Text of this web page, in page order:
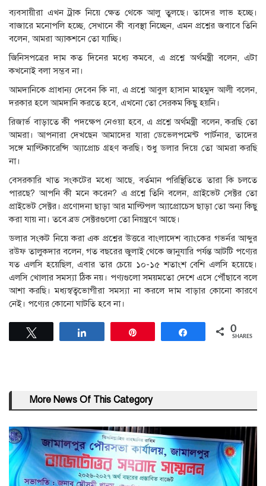
ব্যবসায়ীরা এখন ট্রাক নিয়ে ক্ষেত থেকে আলু তুলছে। তাদের লাভ হচ্ছে।
বাজারে মনোপলি হচ্ছে, সেখানে কী ব্যবস্থা নিচ্ছেন, এমন প্রশ্নের জবাবে তিনি
বলেন, আমরা অ্যাকশনে তো যাচ্ছি।
জিনিসপত্রের দাম কত দিনের মধ্যে কমবে, এ প্রশ্নে অর্থমন্ত্রী বলেন, এটা
কখনোই বলা সম্ভব না।
আমদানিকে প্রাধান্য দেবেন কি না, এ প্রশ্নে আবুল হাসান মাহমুদ আলী বলেন,
দরকার হলে আমদানি করতে হবে, এখনো তো সেরকম কিছু হয়নি।
রিজার্ভ বাড়াতে কী পদক্ষেপ নেওয়া হবে, এ প্রশ্নে অর্থমন্ত্রী বলেন, করছি তো
আমরা। আপনারা দেখছেন আমাদের যারা ডেভেলপমেন্ট পার্টনার, তাদের
সঙ্গে মাল্টিকারেন্সি অ্যাপ্রোচ গ্রহণ করছি। শুধু ডলার দিয়ে তো আমরা করছি
না।
বেসরকারি খাত সংকটের মধ্যে আছে, বর্তমান পরিস্থিতিতে তারা কি চলতে
পারছে? আপনি কী মনে করেন? এ প্রশ্নে তিনি বলেন, প্রাইভেট সেক্টর তো
প্রাইভেট সেক্টর। প্রণোদনা ছাড়া আর মাল্টিপল অ্যাপ্রোচেস ছাড়া তো অন্য কিছু
করা যায় না। তবে ব্রড সেক্টরগুলো তো নিয়ন্ত্রণে আছে।
ডলার সংকট নিয়ে করা এক প্রশ্নের উত্তরে বাংলাদেশ ব্যাংকের গভর্নর আব্দুর
রউফ তালুকদার বলেন, গত বছরের জুলাই থেকে জানুযারি পর্যন্ত আটটি পণ্যের
যত এলসি হয়েছিল, এবার তার চেয়ে ১০-১৫ শতাংশ বেশি এলসি হয়েছে।
এলসি খোলার সমস্যা ঠিক নয়। পণ্যগুলো সময়মতো দেশে এসে পৌঁছাবে বলে
আশা করছি। মধ্যস্বত্বভোগীরা সমস্যা না করলে দাম বাড়ার কোনো কারণে
নেই। পণ্যের কোনো ঘাটতি হবে না।
Share 0
SHARES
More News Of This Category